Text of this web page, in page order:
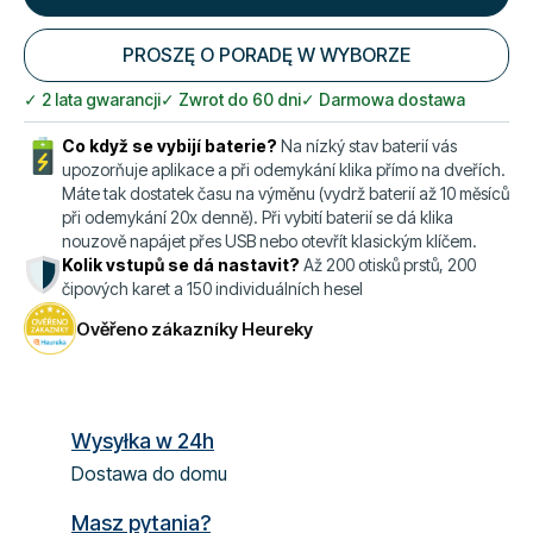
PROSZĘ O PORADĘ W WYBORZE
✓ 2 lata gwarancji✓ Zwrot do 60 dni✓ Darmowa dostawa
Co když se vybijí baterie? Na nízký stav baterií vás
upozorňuje aplikace a při odemykání klika přímo na dveřích.
Máte tak dostatek času na výměnu (vydrž baterií až 10 měsíců
při odemykání 20x denně). Při vybití baterií se dá klika
nouzově napájet přes USB nebo otevřít klasickým klíčem.
Kolik vstupů se dá nastavit? Až 200 otisků prstů, 200
čipových karet a 150 individuálních hesel
Ověřeno zákazníky Heureky
Wysyłka w 24h
Dostawa do domu
Masz pytania?